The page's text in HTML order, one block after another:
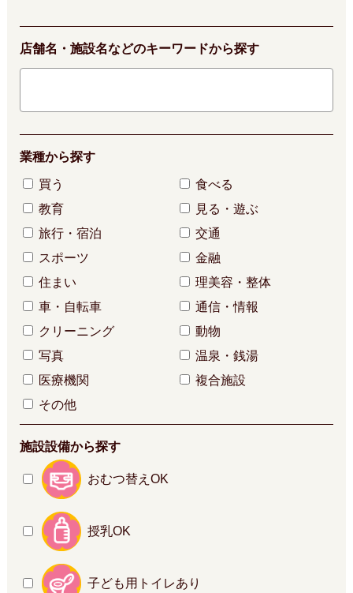
店舗名・施設名などのキーワードから探す
業種から探す
買う
食べる
教育
見る・遊ぶ
旅行・宿泊
交通
スポーツ
金融
住まい
理美容・整体
車・自転車
通信・情報
クリーニング
動物
写真
温泉・銭湯
医療機関
複合施設
その他
施設設備から探す
おむつ替えOK
授乳OK
子ども用トイレあり